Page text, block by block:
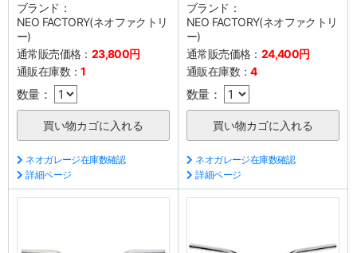
ブランド：
NEO FACTORY(ネオファクトリ
ー)
通常販売価格： 23,800円
通販在庫数：1
数量：
ネオガレージ在庫数確認
詳細ページ
ブランド：
NEO FACTORY(ネオファクトリ
ー)
通常販売価格： 24,400円
通販在庫数：4
数量：
ネオガレージ在庫数確認
詳細ページ